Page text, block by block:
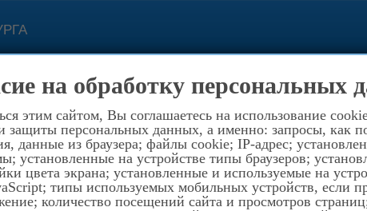
на обработку персональных
этим сайтом, Вы соглашаетесь на использование
защиты персональных данных, а именно: запросы, как
данные из браузера; файлы cookie; IP-адрес;
установленные на устройстве типы браузеров;
цвета экрана; установленные и используемые на
типы используемых мобильных устройств, если
количество посещений сайта и просмотров
Контакты
8-
194352, Санкт-Петербург,